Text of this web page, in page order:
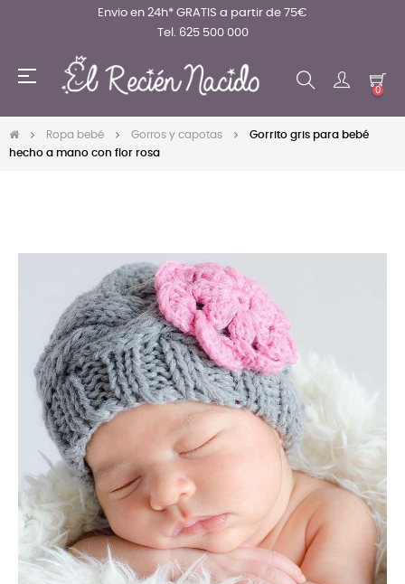
Envio en 24h* GRATIS a partir de 75€
Tel. 625 500 000
Navegación
☰
0
Ropa bebé Gorros y capotas
Gorrito gris para bebé
hecho a mano con flor rosa